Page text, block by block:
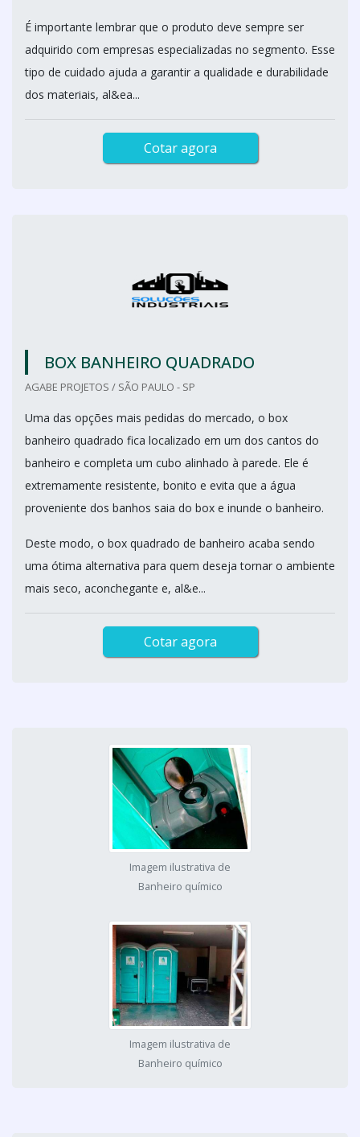
É importante lembrar que o produto deve sempre ser
adquirido com empresas especializadas no segmento. Esse
tipo de cuidado ajuda a garantir a qualidade e durabilidade
dos materiais, al&ea...
Cotar agora
BOX BANHEIRO QUADRADO
AGABE PROJETOS / SÃO PAULO - SP
Uma das opções mais pedidas do mercado, o box
banheiro quadrado fica localizado em um dos cantos do
banheiro e completa um cubo alinhado à parede. Ele é
extremamente resistente, bonito e evita que a água
proveniente dos banhos saia do box e inunde o banheiro.
Deste modo, o box quadrado de banheiro acaba sendo
uma ótima alternativa para quem deseja tornar o ambiente
mais seco, aconchegante e, al&e...
Cotar agora
Imagem ilustrativa de
Banheiro químico
Imagem ilustrativa de
Banheiro químico